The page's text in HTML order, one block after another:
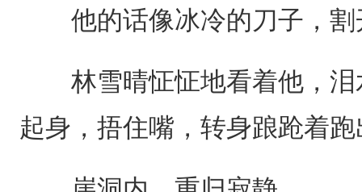
他的话像冰冷的刀子，割
林雪晴怔怔地看着他，泪
起身，捂住嘴，转身踉跄着